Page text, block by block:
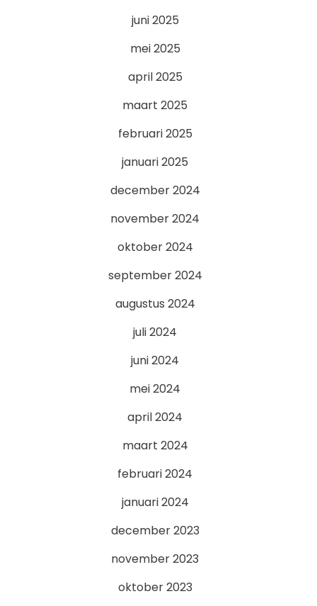
juni 2025
mei 2025
april 2025
maart 2025
februari 2025
januari 2025
december 2024
november 2024
oktober 2024
september 2024
augustus 2024
juli 2024
juni 2024
mei 2024
april 2024
maart 2024
februari 2024
januari 2024
december 2023
november 2023
oktober 2023